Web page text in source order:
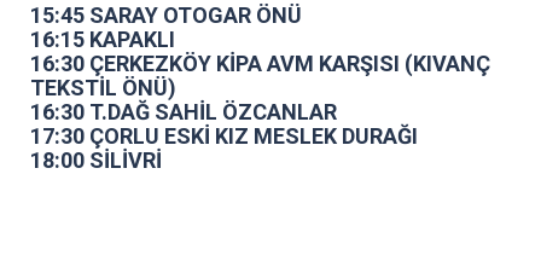
15:45 SARAY OTOGAR ÖNÜ
16:15 KAPAKLI
16:30 ÇERKEZKÖY KİPA AVM KARŞISI (KIVANÇ
TEKSTİL ÖNÜ)
16:30 T.DAĞ SAHİL ÖZCANLAR
17:30 ÇORLU ESKİ KIZ MESLEK DURAĞI
18:00 SİLİVRİ